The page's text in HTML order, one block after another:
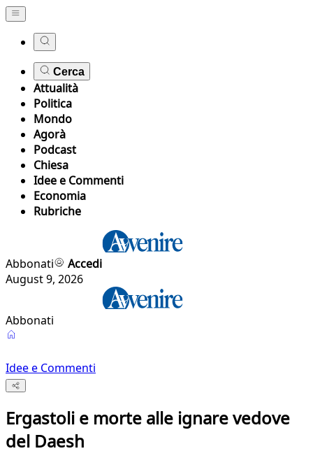
Cerca
Attualità
Politica
Mondo
Agorà
Podcast
Chiesa
Idee e Commenti
Economia
Rubriche
Abbonati
Accedi
August 9, 2026
Abbonati
Idee e Commenti
Ergastoli e morte alle ignare vedove
del Daesh